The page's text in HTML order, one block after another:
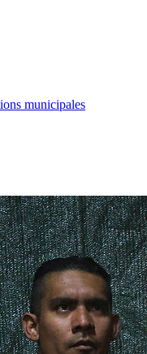
municipales